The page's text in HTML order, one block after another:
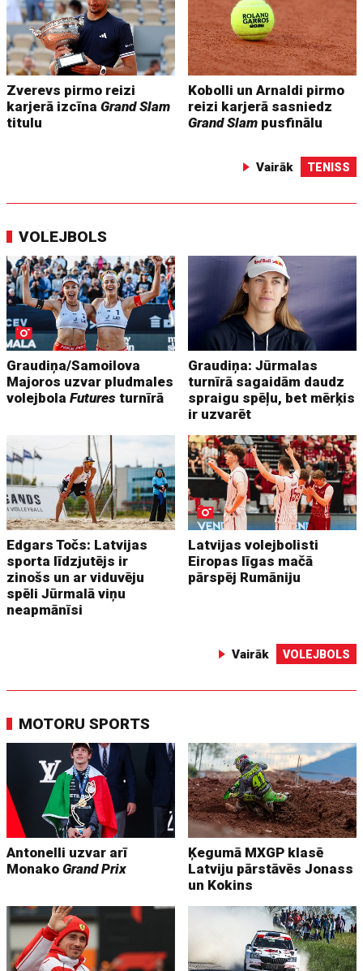
Zverevs pirmo reizi
karjerā izcīnaGrand Slam
titulu
Kobolli un Arnaldi pirmo
reizi karjerā sasniedz
Grand Slam pusfinālu
Vairāk TENISS
VOLEJBOLS
Graudiņa/Samoilova
Majoros uzvar pludmales
volejbolaFutures turnīrā
Graudiņa: Jūrmalas
turnīrā sagaidām daudz
spraigu spēļu, bet mērķis
ir uzvarēt
Edgars Točs: Latvijas
sporta līdzjutējs ir
zinošs un ar viduvēju
spēli Jūrmalā viņu
neapmānīsi
Latvijas volejbolisti
Eiropas līgas mačā
pārspēj Rumāniju
Vairāk VOLEJBOLS
MOTORU SPORTS
Antonelli uzvar arī
MonakoGrand Prix
Ķegumā MXGP klasē
Latviju pārstāvēs Jonass
un Kokins